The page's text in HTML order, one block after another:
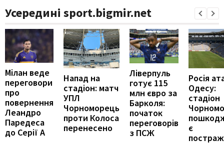
Усередині sport.bigmir.net
Мілан веде
переговори
про
повернення
Леандро
Паредеса
до Серії А
Напад на
стадіон: матч
УПЛ
Чорноморець
проти Колоса
перенесено
Ліверпуль
готує 115
млн євро за
Барколя:
початок
переговорів
з ПСЖ
Росія
Одесу:
стадіон
є